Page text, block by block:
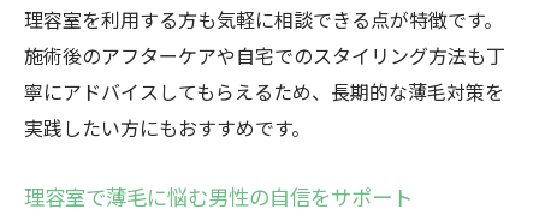
う
群馬発理容室だからできる薄毛の悩みサポ
ート
理容室の新技術で薄毛カバー力を高める方
理容室を利用する方も気軽に相談できる点が特徴です。
施術後のアフターケアや自宅でのスタイリング方法も丁
寧にアドバイスしてもらえるため、長期的な薄毛対策を
実践したい方にもおすすめです。
理容室で薄毛に悩む男性の自信をサポート